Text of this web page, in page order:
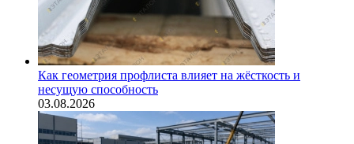
Как геометрия профлиста влияет на жёсткость и
несущую способность
03.08.2026